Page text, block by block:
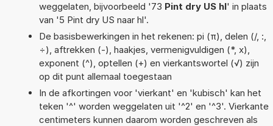
weggelaten, bijvoorbeeld '73 Pint dry US hl' in plaats
van '5 Pint dry US naar hl'.
De basisbewerkingen in het rekenen: pi (π), delen (/, :,
÷), aftrekken (-), haakjes, vermenigvuldigen (*, x),
exponent (^), optellen (+) en vierkantswortel (√) zijn
op dit punt allemaal toegestaan
In de afkortingen voor 'vierkant' en 'kubisch' kan het
teken '^' worden weggelaten uit '^2' en '^3'. Vierkante
centimeters kunnen daarom worden geschreven als